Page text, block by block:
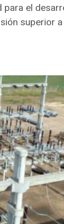
para el
superior